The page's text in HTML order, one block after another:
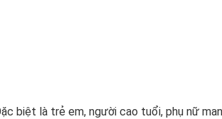
biệt là trẻ em, người cao tuổi, phụ nữ